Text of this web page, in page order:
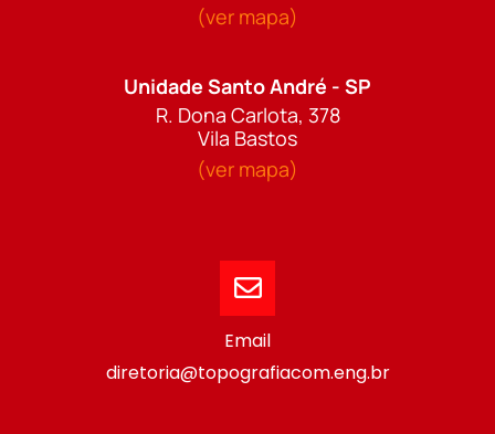
(ver mapa)
Unidade Santo André - SP
R. Dona Carlota, 378
Vila Bastos
(ver mapa)
Email
diretoria@topografiacom.eng.br